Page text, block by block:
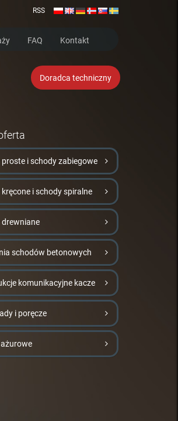
RSS
FAQ Kontakt
Doradca techniczny
proste i schody zabiegowe
i schody spiralne
drewniane
schodów betonowych
komunikacyjne kacze
i poręcze